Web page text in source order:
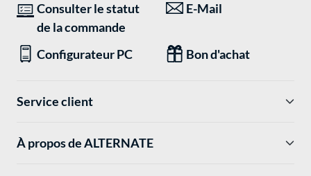
Consulter le statut
de la commande
E-Mail
Configurateur PC Bon d'achat
Service client
À propos de ALTERNATE